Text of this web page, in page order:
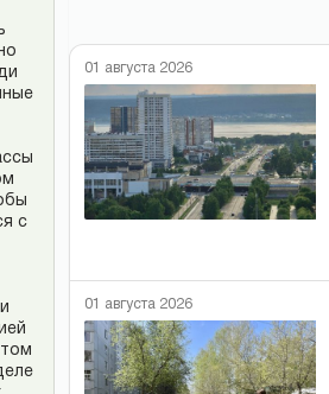
с
01 августа 2026
01 августа 2026